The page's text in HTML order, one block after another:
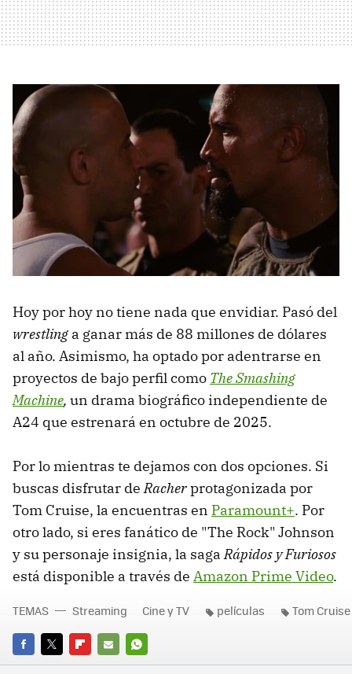
Hoy por hoy no tiene nada que envidiar. Pasó del
wrestling a ganar más de 88 millones de dólares
al año. Asimismo, ha optado por adentrarse en
proyectos de bajo perfil como The Smashing
Machine, un drama biográfico independiente de
A24 que estrenará en octubre de 2025.
Por lo mientras te dejamos con dos opciones. Si
buscas disfrutar deRacherprotagonizada por
Tom Cruise, la encuentras en Paramount+. Por
otro lado, si eres fanático de "The Rock" Johnson
y su personaje insignia, la sagaRápidos y Furiosos
está disponible a través de Amazon Prime Video.
FACEBOOK
TWITTERFLIPBOARD
E-
WHATSAPP
TEMAS Streaming Cine y TV películas Tom Cruise